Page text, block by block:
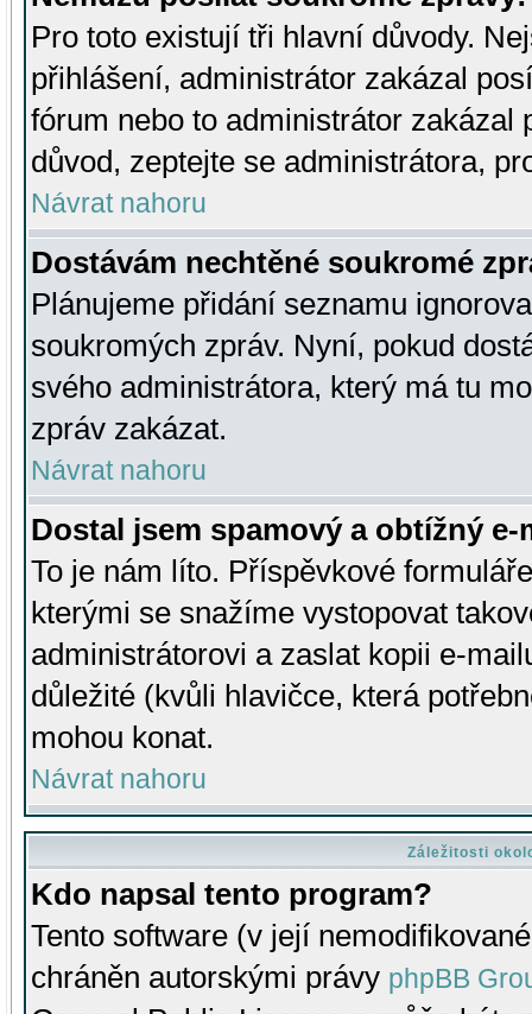
Pro toto existují tři hlavní důvody.
přihlášení, administrátor zakázal
fórum nebo to administrátor zakázal
důvod, zeptejte se administrátora,
Návrat nahoru
Dostávám nechtěné soukromé
Plánujeme přidání seznamu
soukromých zpráv. Nyní, pokud
svého administrátora, který má tu
zpráv zakázat.
Návrat nahoru
Dostal jsem spamový a obtížný
To je nám líto. Příspěvkové
kterými se snažíme vystopovat
administrátorovi a zaslat kopii e-
důležité (kvůli hlavičce, která
mohou konat.
Návrat nahoru
Záležitosti
Kdo napsal tento program?
Tento software (v její
chráněn autorskými právy phpBB